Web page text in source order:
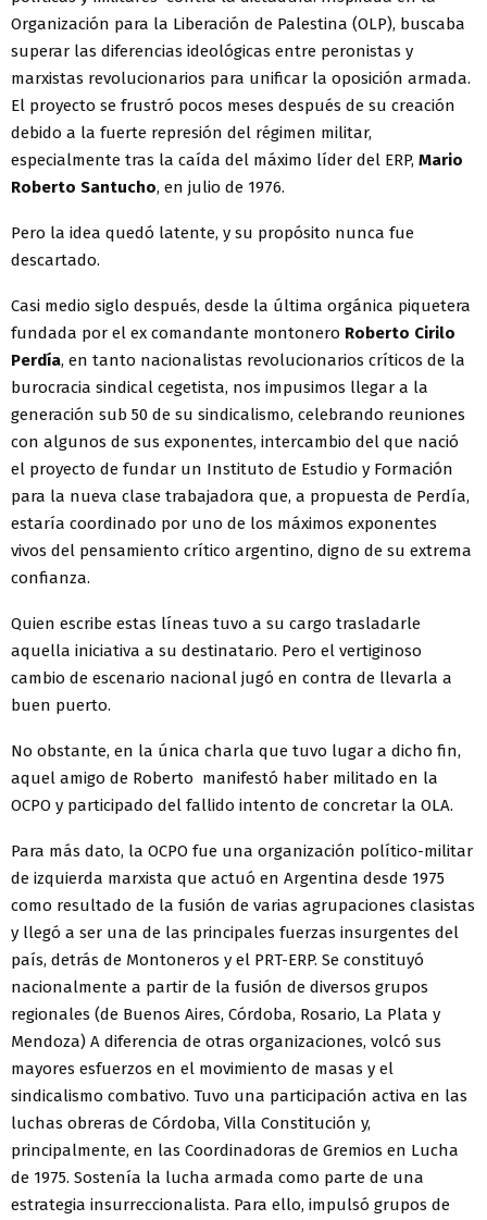
Organización para la Liberación de Palestina (OLP), buscaba
superar las diferencias ideológicas entre peronistas y
marxistas revolucionarios para unificar la oposición armada.
El proyecto se frustró pocos meses después de su creación
debido a la fuerte represión del régimen militar,
especialmente tras la caída del máximo líder del ERP, Mario
Roberto Santucho, en julio de 1976.
Pero la idea quedó latente, y su propósito nunca fue
descartado.
Casi medio siglo después, desde la última orgánica piquetera
fundada por el ex comandante montonero Roberto Cirilo
Perdía, en tanto nacionalistas revolucionarios críticos de la
burocracia sindical cegetista, nos impusimos llegar a la
generación sub 50 de su sindicalismo, celebrando reuniones
con algunos de sus exponentes, intercambio del que nació
el proyecto de fundar un Instituto de Estudio y Formación
para la nueva clase trabajadora que, a propuesta de Perdía,
estaría coordinado por uno de los máximos exponentes
vivos del pensamiento crítico argentino, digno de su extrema
confianza.
Quien escribe estas líneas tuvo a su cargo trasladarle
aquella iniciativa a su destinatario. Pero el vertiginoso
cambio de escenario nacional jugó en contra de llevarla a
buen puerto.
No obstante, en la única charla que tuvo lugar a dicho fin,
aquel amigo de Roberto manifestó haber militado en la
OCPO y participado del fallido intento de concretar la OLA.
Para más dato, la OCPO fue una organización político-militar
de izquierda marxista que actuó en Argentina desde 1975
como resultado de la fusión de varias agrupaciones clasistas
y llegó a ser una de las principales fuerzas insurgentes del
país, detrás de Montoneros y el PRT-ERP. Se constituyó
nacionalmente a partir de la fusión de diversos grupos
regionales (de Buenos Aires, Córdoba, Rosario, La Plata y
Mendoza) A diferencia de otras organizaciones, volcó sus
mayores esfuerzos en el movimiento de masas y el
sindicalismo combativo. Tuvo una participación activa en las
luchas obreras de Córdoba, Villa Constitución y,
principalmente, en las Coordinadoras de Gremios en Lucha
de 1975. Sostenía la lucha armada como parte de una
estrategia insurreccionalista. Para ello, impulsó grupos de